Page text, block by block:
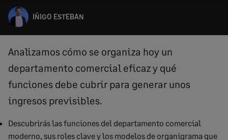
IÑIGO ESTEBAN
Analizamos cómo se organiza hoy un
departamento comercial eficaz y qué
funciones debe cubrir para generar unos
ingresos previsibles.
Descubriráslas funciones del departamento comercial
moderno, sus roles clave y los modelos de organigrama que